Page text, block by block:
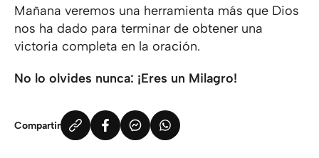
Mañana veremos una herramienta más que Dios
nos ha dado para terminar de obtener una
victoria completa en la oración.
No lo olvides nunca: ¡Eres un Milagro!
Compartir